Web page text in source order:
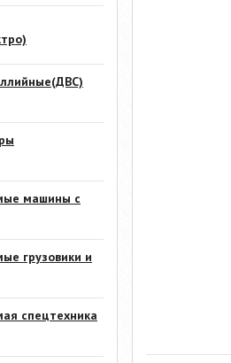
машины с
грузовики и
спецтехника